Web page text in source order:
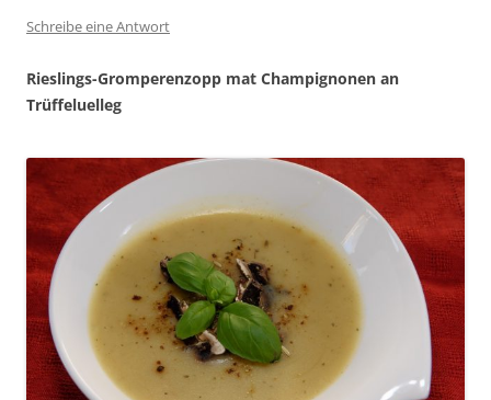
Schreibe eine Antwort
Rieslings-Gromperenzopp mat Champignonen an
Trüffeluelleg